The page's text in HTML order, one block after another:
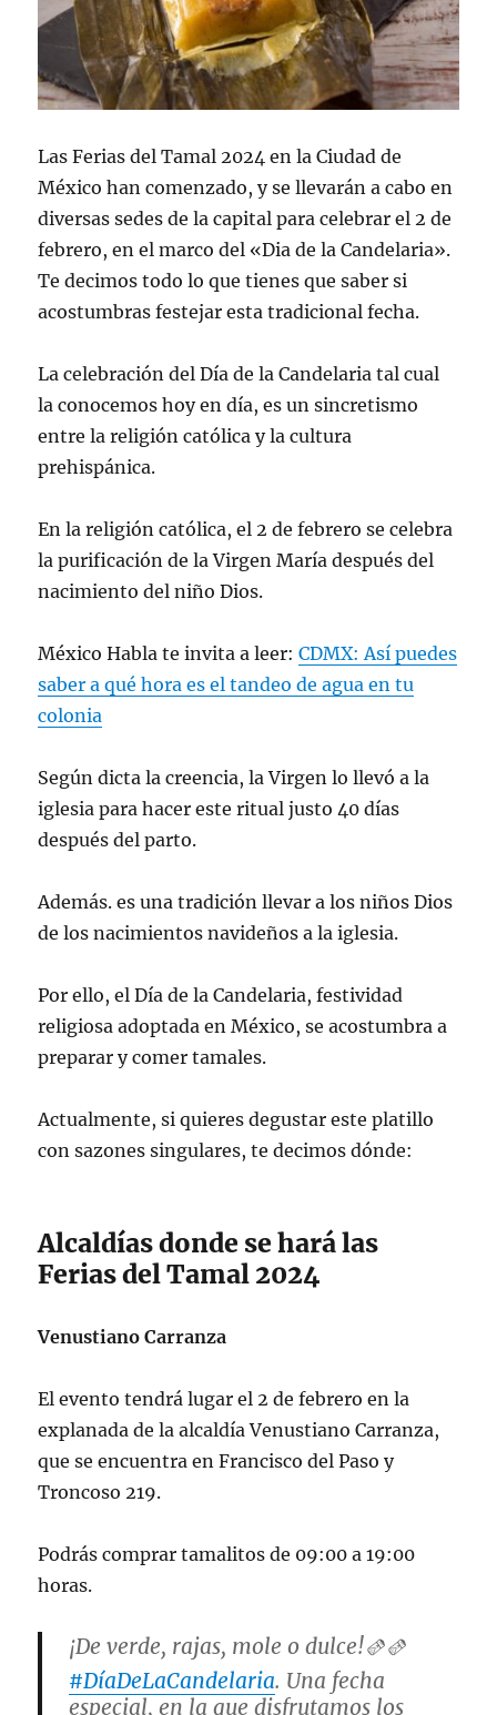
Las Ferias del Tamal 2024 en la Ciudad de
México han comenzado, y se llevarán a cabo en
diversas sedes de la capital para celebrar el 2 de
febrero, en el marco del «Dia de la Candelaria».
Te decimos todo lo que tienes que saber si
acostumbras festejar esta tradicional fecha.
La celebración del Día de la Candelaria tal cual
la conocemos hoy en día, es un sincretismo
entre la religión católica y la cultura
prehispánica.
En la religión católica, el 2 de febrero se celebra
la purificación de la Virgen María después del
nacimiento del niño Dios.
México Habla te invita a leer:CDMX: Así puedes
saber a qué hora es el tandeo de agua en tu
colonia
Según dicta la creencia, la Virgen lo llevó a la
iglesia para hacer este ritual justo 40 días
después del parto.
Además. es una tradición llevar a los niños Dios
de los nacimientos navideños a la iglesia.
Por ello, el Día de la Candelaria, festividad
religiosa adoptada en México, se acostumbra a
preparar y comer tamales.
Actualmente, si quieres degustar este platillo
con sazones singulares, te decimos dónde:
Alcaldías donde se hará las
Ferias del Tamal 2024
Venustiano Carranza
El evento tendrá lugar el 2 de febrero en la
explanada de la alcaldía Venustiano Carranza,
que se encuentra en Francisco del Paso y
Troncoso 219.
Podrás comprar tamalitos de 09:00 a 19:00
horas.
¡De verde, rajas, mole o dulce!🫔🫔
#DíaDeLaCandelaria. Una fecha
especial, en la que disfrutamos los